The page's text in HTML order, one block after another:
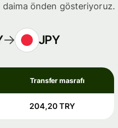
daima önden gösteriyoruz.
JPY
Transfer masrafı
204,20 TRY